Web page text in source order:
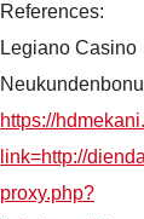
References:
Legiano Casino
https://
link=http://
proxy.php?